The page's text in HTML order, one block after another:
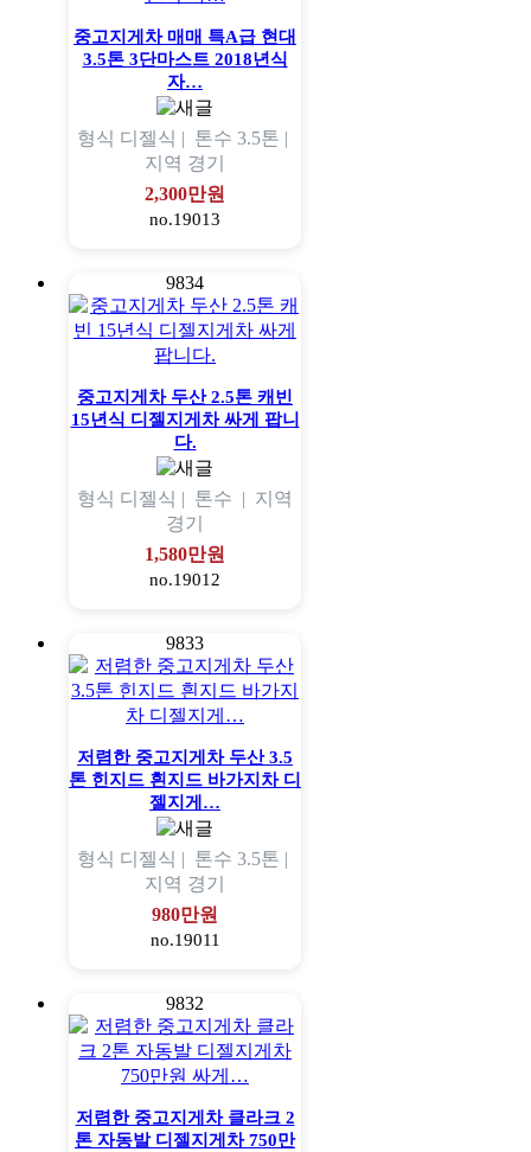
중고지게차 매매 특A급 현대
3.5톤 3단마스트 2018년식
자…
형식 디젤식 | 톤수 3.5톤 |
지역 경기
2,300만원
no.19013
9834
중고지게차 두산 2.5톤 캐빈
15년식 디젤지게차 싸게 팝니
다.
형식 디젤식 | 톤수 | 지역
경기
1,580만원
no.19012
9833
저렴한 중고지게차 두산 3.5
톤 힌지드 흰지드 바가지차 디
젤지게…
형식 디젤식 | 톤수 3.5톤 |
지역 경기
980만원
no.19011
9832
저렴한 중고지게차 클라크 2
톤 자동발 디젤지게차 750만